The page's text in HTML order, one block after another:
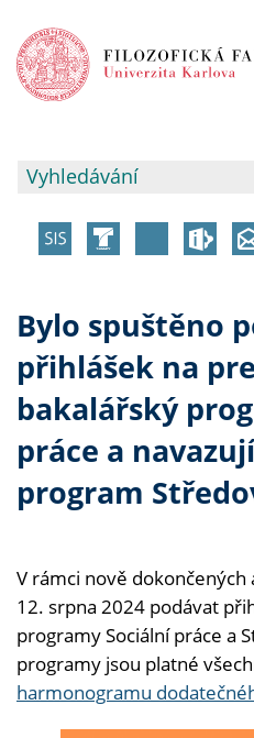
Bylo spuštěno
přihlášek na
bakalářský
práce a
program
V rámci nově
12. srpna 2024 podávat
programy Sociální práce a
programy jsou platné
harmonogramu